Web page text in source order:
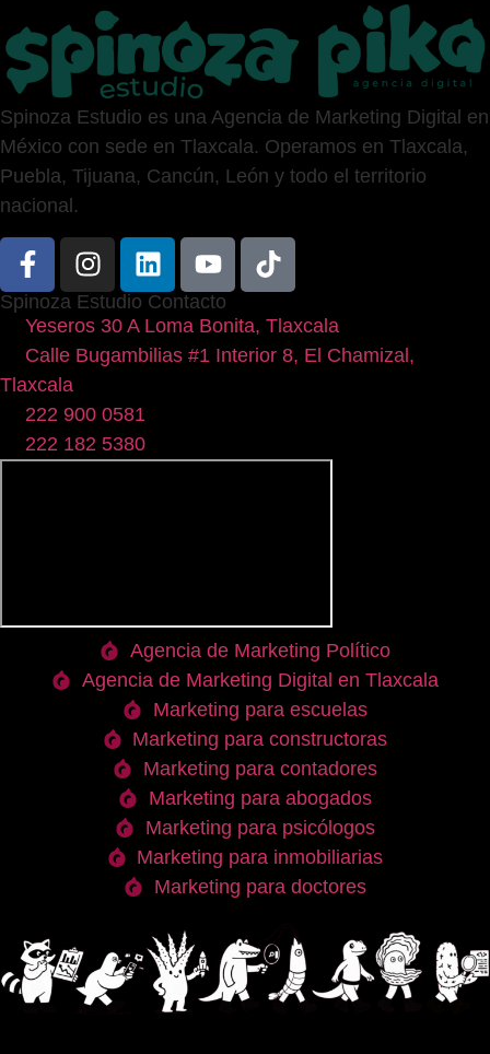
Spinoza Estudio es una Agencia de Marketing Digital en
México con sede en Tlaxcala. Operamos en Tlaxcala,
Puebla, Tijuana, Cancún, León y todo el territorio
nacional.
Spinoza Estudio Contacto
Yeseros 30 A Loma Bonita, Tlaxcala
Calle Bugambilias #1 Interior 8, El Chamizal,
Tlaxcala
222 900 0581
222 182 5380
Agencia de Marketing Político
Agencia de Marketing Digital en Tlaxcala
Marketing para escuelas
Marketing para constructoras
Marketing para contadores
Marketing para abogados
Marketing para psicólogos
Marketing para inmobiliarias
Marketing para doctores